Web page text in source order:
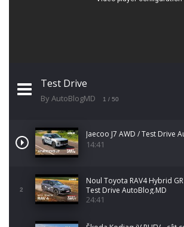
Test Drive
By AutoBlogMD 1 / 50
Jaecoo J7 AWD / Test Drive
14:41
2
Noul Toyota RAV4 Hybrid GR
Test Drive AutoBlog.MD
24:41